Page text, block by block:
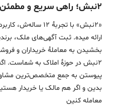
۲نبش؛ راهی سریع و مطمئن برای خانه‌دار شدن
«2نبش» با تجربۀ
ارائه میده. ثبت آگهی‌های ملک،
بخشیدن به معاملۀ خریداران و
2نبش در حوزۀ املاک به شماست.
پیوستن به جمع متخصص‌ترین
معامله‌ کنین